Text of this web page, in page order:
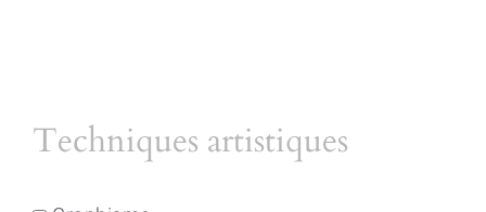
Techniques artistiques